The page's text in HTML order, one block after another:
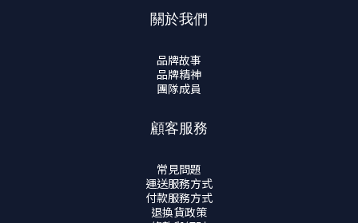
關於我們
品牌故事
品牌精神
團隊成員
顧客服務
常見問題
運送服務方式
付款服務方式
退換貨政策